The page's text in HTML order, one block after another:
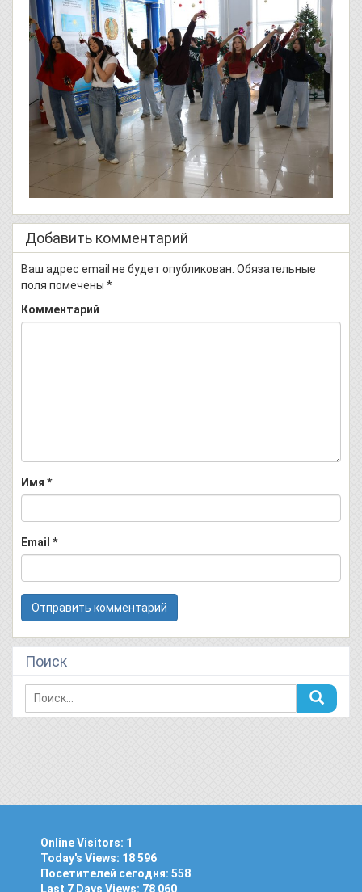
Добавить комментарий
Ваш адрес email не будет опубликован. Обязательные
поля помечены *
Комментарий
Имя *
Email *
Поиск
Online Visitors: 1
Today's Views: 18 596
Посетителей сегодня: 558
Last 7 Days Views: 78 060